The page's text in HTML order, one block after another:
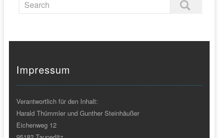
Impressum
Verantwortlich für den Inhalt:
Harald Thümmler und Gunther Steinhäußer
Eichenweg 12